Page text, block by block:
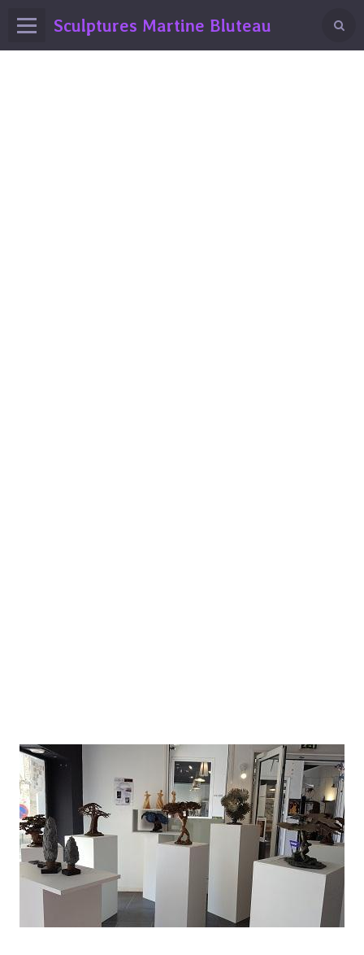
Sculptures Martine Bluteau